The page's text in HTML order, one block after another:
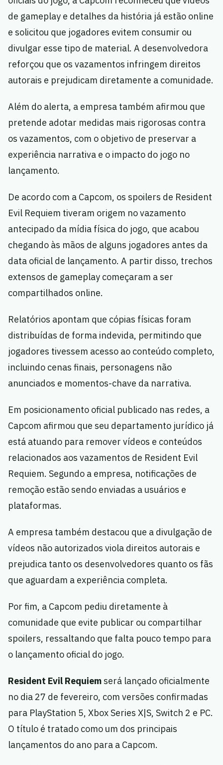
de gameplay e detalhes da história já estão online
e solicitou que jogadores evitem consumir ou
divulgar esse tipo de material. A desenvolvedora
reforçou que os vazamentos infringem direitos
autorais e prejudicam diretamente a comunidade.
Além do alerta, a empresa também afirmou que
pretende adotar medidas mais rigorosas contra
os vazamentos, com o objetivo de preservar a
experiência narrativa e o impacto do jogo no
lançamento.
De acordo com a Capcom, os spoilers de Resident
Evil Requiem tiveram origem no vazamento
antecipado da mídia física do jogo, que acabou
chegando às mãos de alguns jogadores antes da
data oficial de lançamento. A partir disso, trechos
extensos de gameplay começaram a ser
compartilhados online.
Relatórios apontam que cópias físicas foram
distribuídas de forma indevida, permitindo que
jogadores tivessem acesso ao conteúdo completo,
incluindo cenas finais, personagens não
anunciados e momentos-chave da narrativa.
Em posicionamento oficial publicado nas redes, a
Capcom afirmou que seu departamento jurídico já
está atuando para remover vídeos e conteúdos
relacionados aos vazamentos de Resident Evil
Requiem. Segundo a empresa, notificações de
remoção estão sendo enviadas a usuários e
plataformas.
A empresa também destacou que a divulgação de
vídeos não autorizados viola direitos autorais e
prejudica tanto os desenvolvedores quanto os fãs
que aguardam a experiência completa.
Por fim, a Capcom pediu diretamente à
comunidade que evite publicar ou compartilhar
spoilers, ressaltando que falta pouco tempo para
o lançamento oficial do jogo.
Resident Evil Requiemserá lançado oficialmente
no dia 27 de fevereiro, com versões confirmadas
para PlayStation 5, Xbox Series X|S, Switch 2 e PC.
O título é tratado como um dos principais
lançamentos do ano para a Capcom.